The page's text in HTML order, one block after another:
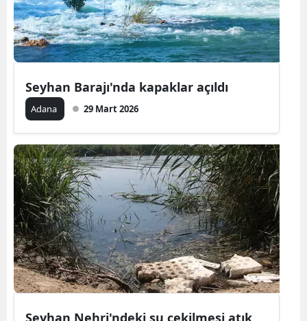
Kırşehir
Kocaeli
Konya
Manisa
Mardin
Muğla
Muş
Nevşehir
Seyhan Barajı'nda kapaklar açıldı
Adana 29 Mart 2026
Seyhan Nehri'ndeki su çekilmesi atık